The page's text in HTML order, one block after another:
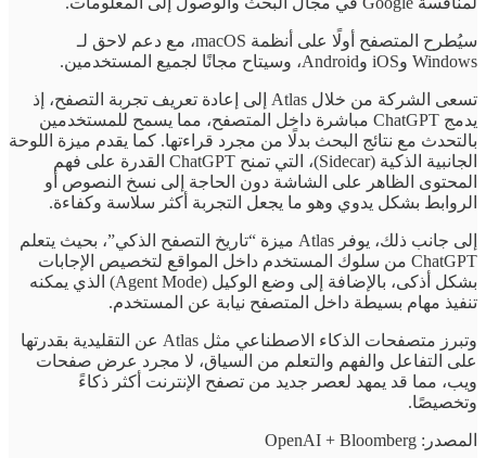
سيُطرح المتصفح أولًا على أنظمة macOS، مع دعم لاحق لـ
Windows وiOS وAndroid، وسيتاح مجانًا لجميع المستخدمين.
تسعى الشركة من خلال Atlas إلى إعادة تعريف تجربة التصفح، إذ
يدمج ChatGPT مباشرة داخل المتصفح، مما يسمح للمستخدمين
بالتحدث مع نتائج البحث بدلًا من مجرد قراءتها. كما يقدم ميزة اللوحة
الجانبية الذكية (Sidecar)، التي تمنح ChatGPT القدرة على فهم
المحتوى الظاهر على الشاشة دون الحاجة إلى نسخ النصوص أو
الروابط بشكل يدوي وهو ما يجعل التجربة أكثر سلاسة وكفاءة.
إلى جانب ذلك، يوفر Atlas ميزة “تاريخ التصفح الذكي”، بحيث يتعلم
ChatGPT من سلوك المستخدم داخل المواقع لتخصيص الإجابات
بشكل أذكى، بالإضافة إلى وضع الوكيل (Agent Mode) الذي يمكنه
تنفيذ مهام بسيطة داخل المتصفح نيابة عن المستخدم.
وتبرز متصفحات الذكاء الاصطناعي مثل Atlas عن التقليدية بقدرتها
على التفاعل والفهم والتعلم من السياق، لا مجرد عرض صفحات
ويب، مما قد يمهد لعصر جديد من تصفح الإنترنت أكثر ذكاءً
وتخصيصًا.
المصدر: OpenAI + Bloomberg